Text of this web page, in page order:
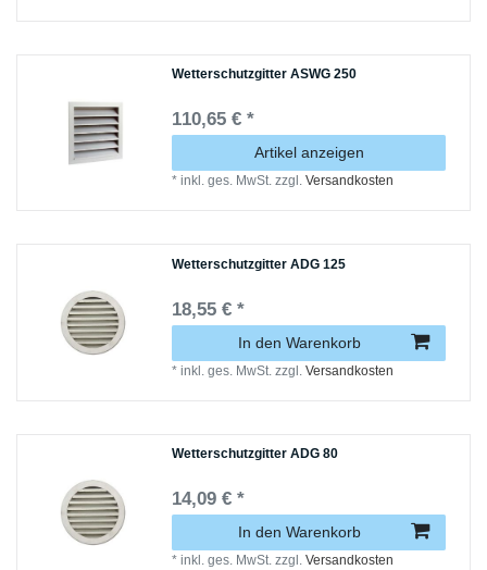
Wetterschutzgitter ASWG 250
110,65 € *
Artikel anzeigen
*inkl. ges. MwSt. zzgl.Versandkosten
Wetterschutzgitter ADG 125
18,55 € *
In den Warenkorb
*inkl. ges. MwSt. zzgl.Versandkosten
Wetterschutzgitter ADG 80
14,09 € *
In den Warenkorb
*inkl. ges. MwSt. zzgl.Versandkosten